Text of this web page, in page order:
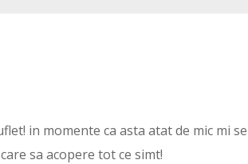
in momente ca asta atat de mic mi
sa acopere tot ce simt!